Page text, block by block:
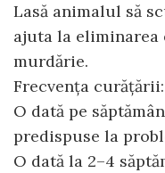
Lasă animalul să
ajuta la
murdărie.
Frecvența curățării:
O dată pe
predispuse la
O dată la 2–4